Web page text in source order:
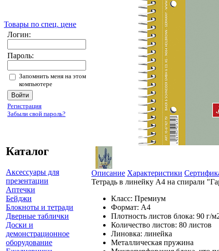
Товары по спец. цене
Логин:
Пароль:
Запомнить меня на этом
компьютере
Регистрация
Забыли свой пароль?
Каталог
Аксессуары для
презентации
Аптечки
Бейджи
Блокноты и тетради
Дверные таблички
Доски и
демонстрационное
оборудование
Описание Характеристики
Тетрадь в линейку А4 на спирали
Класс:
Плотность листов
Количество листов: 80 листов
Линовка:
Металлическая